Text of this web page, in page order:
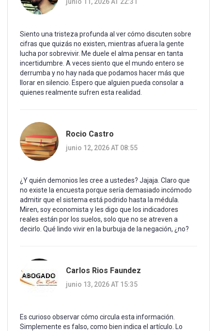
Siento una tristeza profunda al ver cómo discuten sobre
cifras que quizás no existen, mientras afuera la gente
lucha por sobrevivir. Me duele el alma pensar en tanta
incertidumbre. A veces siento que el mundo entero se
derrumba y no hay nada que podamos hacer más que
llorar en silencio. Espero que alguien pueda consolar a
quienes realmente sufren esta realidad.
Rocio Castro
junio 12, 2026 AT 08:55
¿Y quién demonios les cree a ustedes? Jajaja. Claro que
no existe la encuesta porque sería demasiado incómodo
admitir que el sistema está podrido hasta la médula.
Miren, soy economista y les digo que los indicadores
reales están por los suelos, solo que no se atreven a
decirlo. Qué lindo vivir en la burbuja de la negación, ¿no?
Carlos Rios Faundez
junio 13, 2026 AT 15:35
Es curioso observar cómo circula esta información.
Simplemente es falso, como bien indica el artículo. Lo